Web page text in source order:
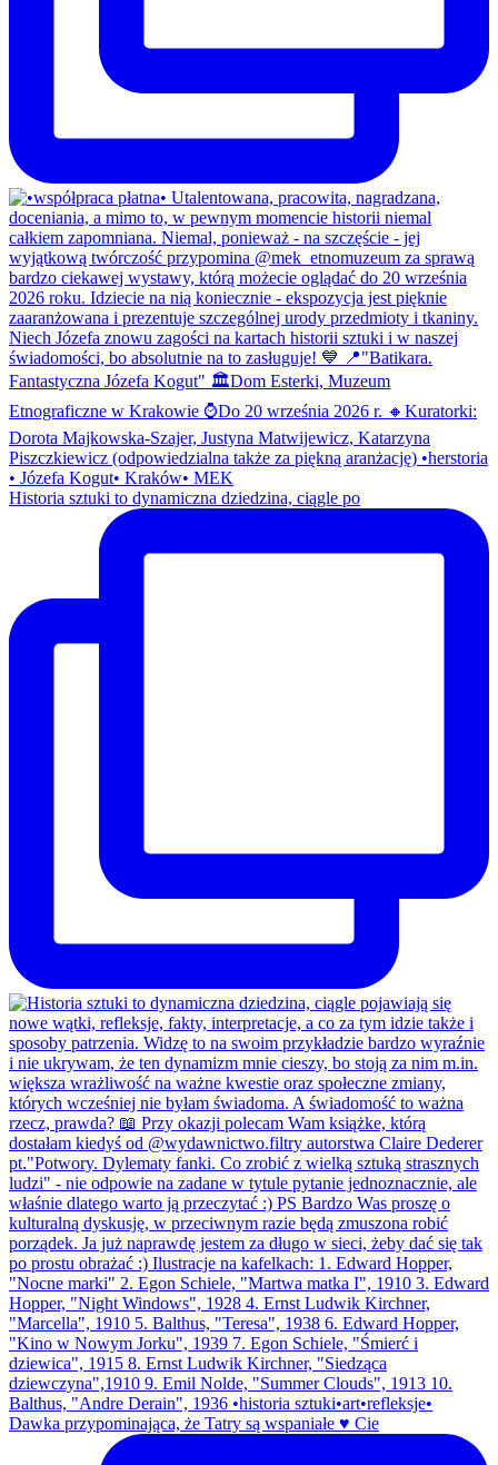
Historia sztuki to dynamiczna dziedzina, ciągle po
Dawka przypominająca, że Tatry są wspaniałe ♥️ Cie